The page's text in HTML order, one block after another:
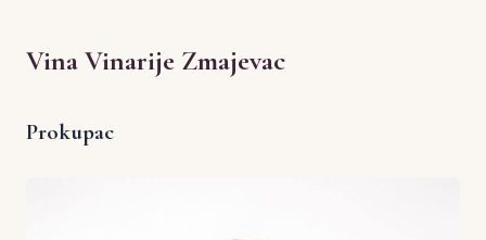
Vina Vinarije Zmajevac
Prokupac